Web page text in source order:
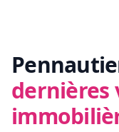
dernières